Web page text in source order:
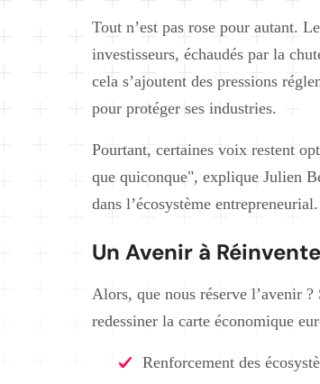
Tout n’est pas rose pour autant.
investisseurs, échaudés par la
cela s’ajoutent des pressions
pour protéger ses industries.
Pourtant, certaines voix restent
que quiconque", explique Julien
dans l’écosystème entrepreneurial.
Un Avenir à
Alors, que nous réserve l’avenir
redessiner la carte économique
Renforcement des